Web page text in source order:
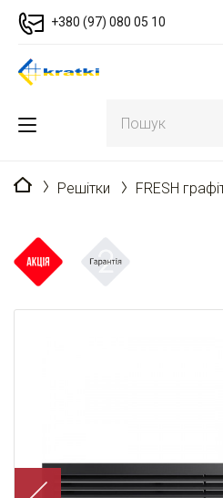
+380 (97) 080 05 10
Головна
Решітки FRESH